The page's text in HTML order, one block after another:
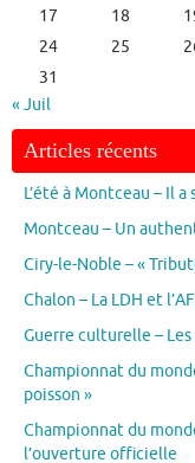
17
18
24
25
31
« Juil
Articles récents
L’été à Montceau – Il
Montceau – Un
Ciry-le-Noble – «
Chalon – La LDH et
Guerre culturelle –
Championnat du
poisson »
Championnat du
l’ouverture officielle